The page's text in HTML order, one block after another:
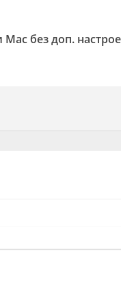
без доп.